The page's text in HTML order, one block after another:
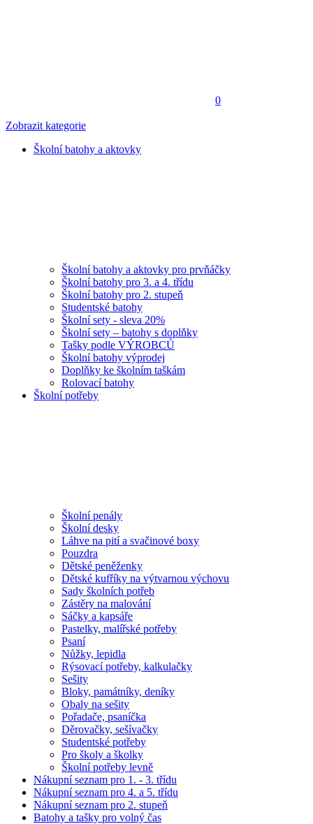
0
Zobrazit kategorie
Školní batohy a aktovky
Školní batohy a aktovky pro prvňáčky
Školní batohy pro 3. a 4. třídu
Školní batohy pro 2. stupeň
Studentské batohy
Školní sety - sleva 20%
Školní sety – batohy s doplňky
Tašky podle VÝROBCŮ
Školní batohy výprodej
Doplňky ke školním taškám
Rolovací batohy
Školní potřeby
Školní penály
Školní desky
Láhve na pití a svačinové boxy
Pouzdra
Dětské peněženky
Dětské kufříky na výtvarnou výchovu
Sady školních potřeb
Zástěry na malování
Sáčky a kapsáře
Pastelky, malířské potřeby
Psaní
Nůžky, lepidla
Rýsovací potřeby, kalkulačky
Sešity
Bloky, památníky, deníky
Obaly na sešity
Pořadače, psaníčka
Děrovačky, sešívačky
Studentské potřeby
Pro školy a školky
Školní potřeby levně
Nákupní seznam pro 1. - 3. třídu
Nákupní seznam pro 4. a 5. třídu
Nákupní seznam pro 2. stupeň
Batohy a tašky pro volný čas